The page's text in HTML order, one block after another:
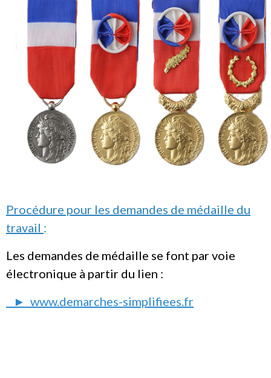
Procédure pour les demandes de médaille du
travail :
Les demandes de médaille se font par voie
électronique à partir du lien :
► www.demarches-simplifiees.fr